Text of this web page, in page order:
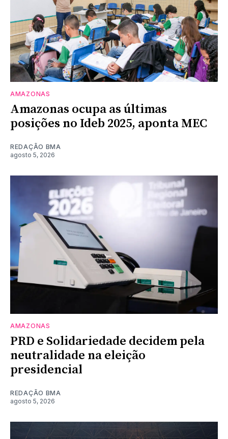
AMAZONAS
Amazonas ocupa as últimas
posições no Ideb 2025, aponta MEC
REDAÇÃO BMA
agosto 5, 2026
AMAZONAS
PRD e Solidariedade decidem pela
neutralidade na eleição
presidencial
REDAÇÃO BMA
agosto 5, 2026